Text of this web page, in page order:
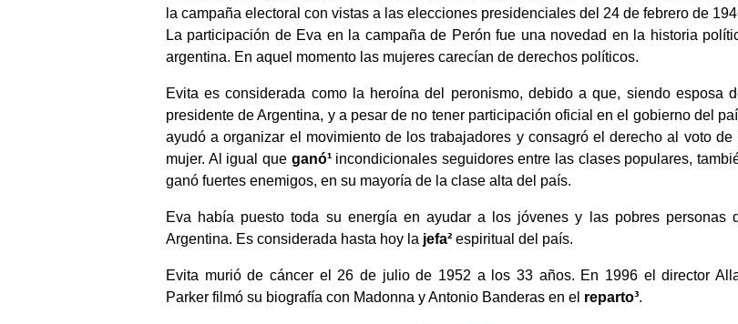
la campaña electoral con vistas a las elecciones presidenciales del 24 de febrero de
La participación de Eva en la campaña de Perón fue una novedad en la historia
argentina. En aquel momento las mujeres carecían de derechos políticos.
Evita es considerada como la heroína del peronismo, debido a que, siendo esposa
presidente de Argentina, y a pesar de no tener participación oficial en el gobierno del
ayudó a organizar el movimiento de los trabajadores y consagró el derecho al voto de
mujer. Al igual que ganó¹incondicionales seguidores entre las clases populares,
ganó fuertes enemigos, en su mayoría de la clase alta del país.
Eva había puesto toda su energía en ayudar a los jóvenes y las pobres personas
Argentina. Es considerada hasta hoy la jefa² espiritual del país.
Evita murió de cáncer el 26 de julio de 1952 a los 33 años. En 1996 el director
Parker filmó su biografía con Madonna y Antonio Banderas en el reparto³.